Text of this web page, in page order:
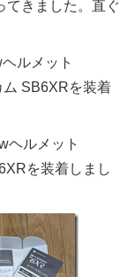
てきました。直ぐ
ルメット
SB6XRを装着
ヘルメット
を装着しまし